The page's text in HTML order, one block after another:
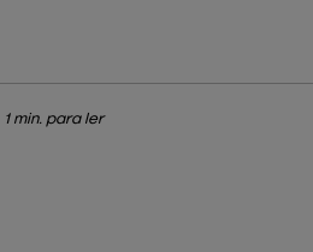
1 min. para ler